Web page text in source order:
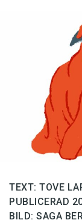
Anmäl till
Föreslå
Annonsera
Prenumerera
Läs
Press
TEXT: TOVE
PUBLICERAD
BILD: SAGA